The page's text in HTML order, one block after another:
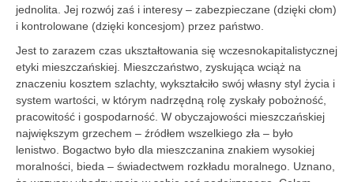
jednolita. Jej rozwój zaś i interesy – zabezpieczane (dzięki cłom)
i kontrolowane (dzięki koncesjom) przez państwo.
Jest to zarazem czas ukształtowania się wczesnokapitalistycznej
etyki mieszczańskiej. Mieszczaństwo, zyskująca wciąż na
znaczeniu kosztem szlachty, wykształciło swój własny styl życia i
system wartości, w którym nadrzędną rolę zyskały pobożność,
pracowitość i gospodarność. W obyczajowości mieszczańskiej
największym grzechem – źródłem wszelkiego zła – było
lenistwo. Bogactwo było dla mieszczanina znakiem wysokiej
moralności, bieda – świadectwem rozkładu moralnego. Uznano,